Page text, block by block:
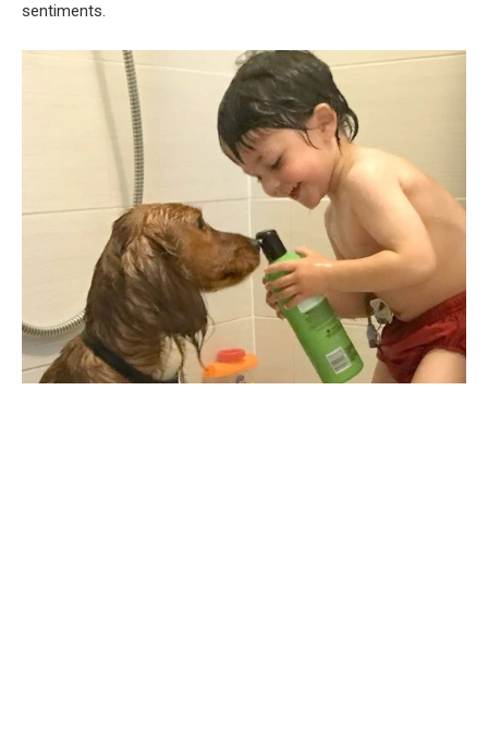
sentiments.